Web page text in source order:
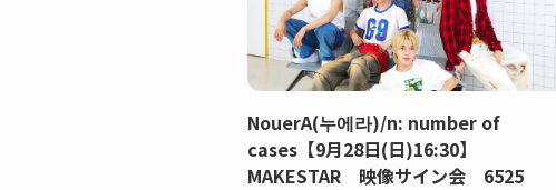
NouerA(누에라)/n: number of
cases【9月28日(日)16:30】
MAKESTAR 映像サイン会 6525